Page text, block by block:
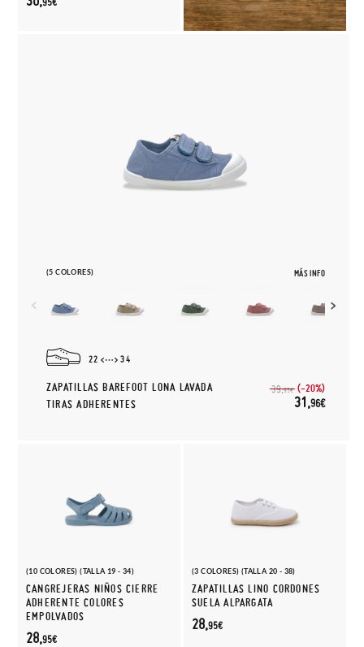
(5 COLORES) MÁS INFO
22 34
ZAPATILLAS BAREFOOT LONA LAVADA
TIRAS ADHERENTES
39,95€ (-20%)
31,96€
(10 COLORES) (TALLA 19 - 34)
CANGREJERAS NIÑOS CIERRE
ADHERENTE COLORES
EMPOLVADOS
28,95€
(3 COLORES) (TALLA 20 - 38)
ZAPATILLAS LINO CORDONES
SUELA ALPARGATA
28,95€